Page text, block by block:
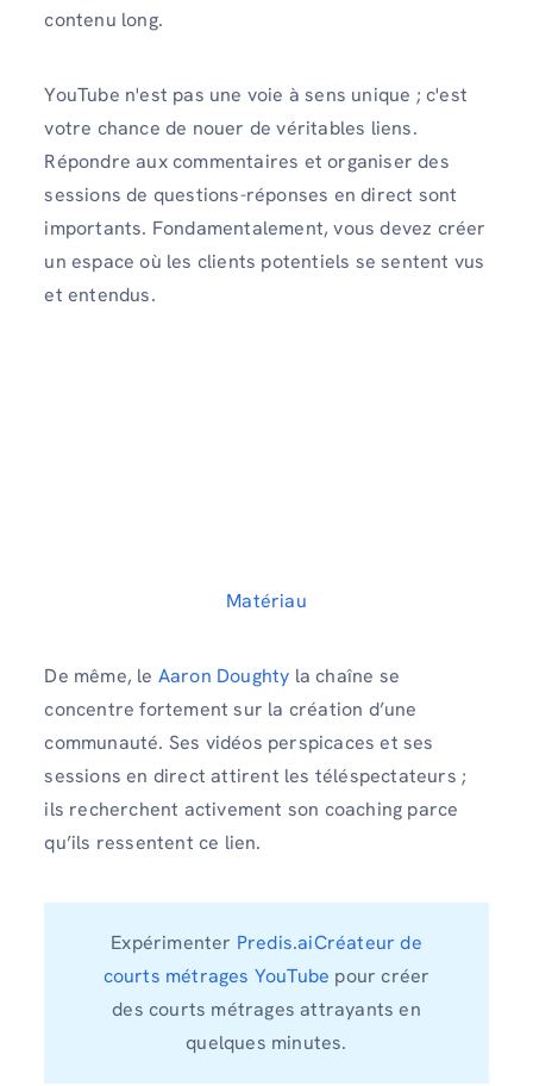
contenu long.
YouTube n'est pas une voie à sens unique ; c'est
votre chance de nouer de véritables liens.
Répondre aux commentaires et organiser des
sessions de questions-réponses en direct sont
importants. Fondamentalement, vous devez créer
un espace où les clients potentiels se sentent vus
et entendus.
Matériau
De même, le Aaron Doughty la chaîne se
concentre fortement sur la création d’une
communauté. Ses vidéos perspicaces et ses
sessions en direct attirent les téléspectateurs ;
ils recherchent activement son coaching parce
qu’ils ressentent ce lien.
Expérimenter Predis.aiCréateur de
courts métrages YouTube pour créer
des courts métrages attrayants en
quelques minutes.